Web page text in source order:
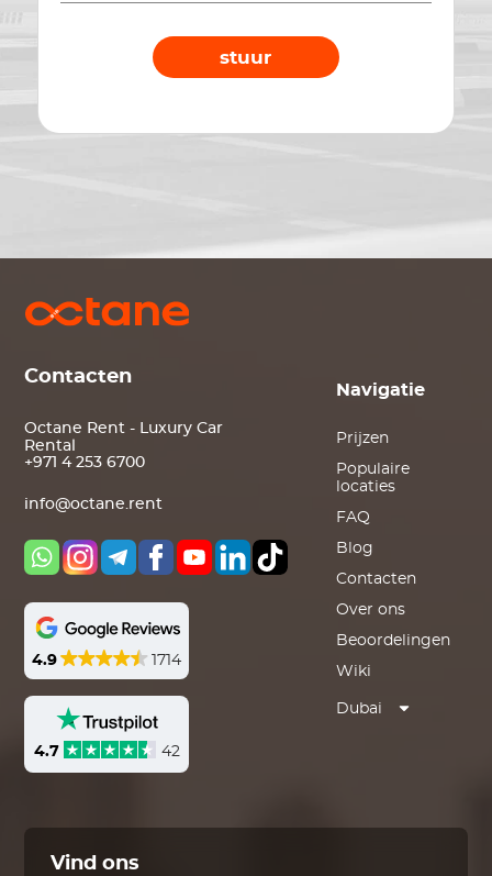
stuur
Contacten
Octane Rent - Luxury Car
Rental
+971 4 253 6700
info@octane.rent
4.9 1714
4.7 42
Navigatie
Prijzen
Populaire
locaties
FAQ
Blog
Contacten
Over ons
Beoordelingen
Wiki
Dubai
Vind ons